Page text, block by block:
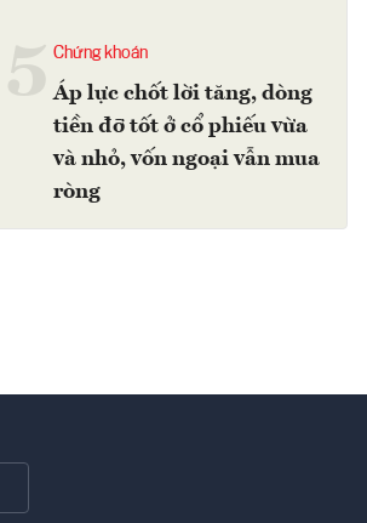
Chứng khoán
Áp lực chốt lời tăng, dòng
tiền đỡ tốt ở cổ phiếu vừa
và nhỏ, vốn ngoại vẫn mua
ròng